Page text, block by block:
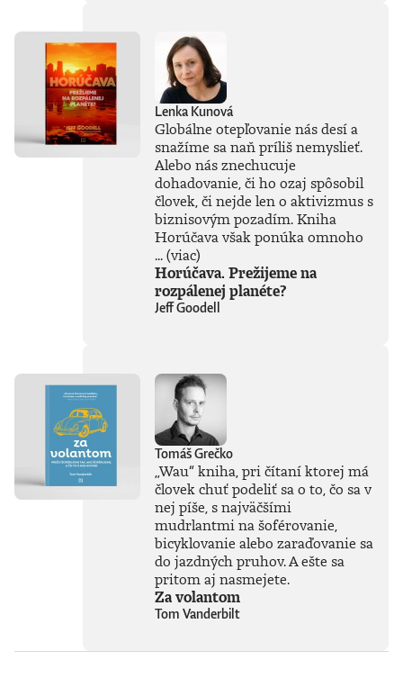
o regulácii a
morálnych
hraniciach, ktoré by
sme pri jej
používaní mali
jasne stanoviť.V
knihe Ako
premýšľať o umelej
inteligencii autor
čerpá zo svojich
skúseností, keďže
tejto téme sa
začiatku 80. rokov.
Vyváženie prínosov
nekonvenčné –
ChatGPT a
generatívnu AI
vníma len ako
najnovšiu kapitolu
v dlhom príbehu a
tvrdí, že sme stále
iba na začiatku
Naznačuje, že
technológie, ktoré
ešte neboli ani
ovplyvnia naše
tohto storočia
Lenka Kunová
Globálne otepľovanie nás desí a
snažíme sa naň príliš nemyslieť.
Alebo nás znechucuje
dohadovanie, či ho ozaj spôsobil
človek, či nejde len o aktivizmus s
biznisovým pozadím. Kniha
Horúčava však ponúka omnoho
...(viac)
Horúčava. Prežijeme na
rozpálenej planéte?
Jeff Goodell
Tomáš Grečko
„Wau“ kniha, pri čítaní ktorej má
človek chuť podeliť sa o to, čo sa v
nej píše, s najväčšími
mudrlantmi na šoférovanie,
bicyklovanie alebo zaraďovanie sa
do jazdných pruhov. A ešte sa
pritom aj nasmejete.
Za volantom
Tom Vanderbilt